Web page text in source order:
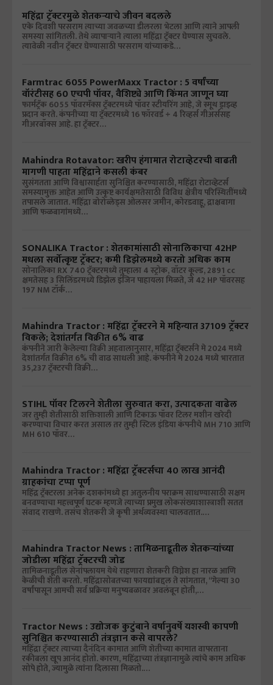
महिंद्रा ट्रॅक्टरमुळे शेतकऱ्याचे जीवन बदलले
एके दिवशी परसराम त्याच्या जवळच्या डीलरला भेटला आणि त्याने आपली
समस्या सांगितली. तेथे व्यापाऱ्याने त्याला महिंद्रा ट्रॅक्टर घेण्यास सुचवले.
त्यावेळी नवीन ट्रॅक्टर घेण्यासाठी परसराम यांच्याकडे…
Farmtrac 6055 PowerMaxx Tractor : 5 वर्षांच्या
वॉरंटीसह 60 एचपी पॉवर, वैशिष्ट्ये आणि किंमत जाणून घ्या
फार्मट्रॅक 6055 पॉवरमॅक्स ट्रॅक्टरमध्ये पॉवर स्टीयरिंग आहे, जे स्मूथ ड्राइव्ह
प्रदान करते. कंपनीच्या या ट्रॅक्टरमध्ये 16 फॉरवर्ड + 4 रिव्हर्स गीअर्ससह
गीअरबॉक्स आहे. हा ट्रॅक्टर…
Mahindra Rotavator: खरीप हंगामात रोटाव्हेटरची वाढती
मागणी पाहता महिंद्राने कसली कंबर
सुसंगतता आणि विश्वासार्हता सुनिश्चित करण्यासाठी, महिंद्रा रोटाव्हेटर्स
समस्यामुक्त आहेत आणि उत्कृष्ट कार्यक्षमतेसाठी विविध क्षेत्रीय परिस्थितींमध्ये
तपासले जातात. महिंद्रा बोरोब्लेड्स ओलसर जमीन, कोरडवाहू, द्राक्षबागा
आणि फळबागांमध्ये…
SONALIKA Tractor : शेतकामांसाठी सोनालिकाचा 42HP
मधला सर्वोत्कृष्ट ट्रॅक्टर; कमी डिझेलमध्ये करतो अधिक काम
सोनालिका RX 740 ट्रॅक्टरमध्ये तुम्हाला 4 स्ट्रोक, वॉटर कूल्ड, 2891 cc
क्षमतेसह 3 सिलिंडरमध्ये डिझेल इंजिन पाहायला मिळते, जे 42 HP पॉवरसह
197 NM टॉर्क…
Mahindra Tractor : महिंद्रा ट्रॅक्टरने मे महिन्यात 37109 ट्रॅक्टर
विकले; देशांतर्गत विक्रीत 6% वाढ
कंपनीने जारी केलेल्या विक्री अहवालानुसार, महिंद्रा ट्रॅक्टर्सने मे 2024 मध्ये
देशांतर्गत विक्रीत 6% ची वाढ साधली आहे. कंपनीने मे 2024 मध्ये भारतात
35,237 ट्रॅक्टरची विक्री…
STIHL पॉवर टिलरने शेतीला सुरुवात करा, उत्पादकता वाढेल
जर तुम्ही शेतीसाठी शक्तिशाली आणि टिकाऊ पॉवर टिलर मशीन खरेदी
करण्याचा विचार करत असाल तर तुम्ही स्टिल इंडिया कंपनीचे MH 710 आणि
MH 610 पॉवर…
Mahindra Tractor : महिंद्रा ट्रॅक्टर्सचा 40 लाख आनंदी
ग्राहकांचा टप्पा पूर्ण
महिंद्र ट्रॅक्टरला अनेक दशकांमध्ये हा अतुलनीय पराक्रम साधण्यासाठी सक्षम
बनवण्याचा महत्त्वपूर्ण घटक म्हणजे त्याच्या प्रमुख लोकसंख्याशास्त्राशी सतत
संवाद राखणे. तसंच शेतकरी जे कृषी अर्थव्यवस्था चालवतात.…
Mahindra Tractor News : तामिळनाडूतील शेतकऱ्यांच्या
जोडीला महिंद्रा ट्रॅक्टरची जोड
तामिळनाडूतील सेनांपलायम येथे राहणारा शेतकरी विघ्नेश हा नारळ आणि
केळीची शेती करतो. महिंद्रासोबतच्या फायद्यांबद्दल ते सांगतात, “गेल्या 30
वर्षांपासून आमची सर्व प्रक्रिया मनुष्यबळावर अवलंबून होती,…
Tractor News : उद्योजक कुटुंबाने वर्षानुवर्षे यशस्वी कापणी
सुनिश्चित करण्यासाठी तंत्रज्ञान कसे वापरले?
महिंद्रा ट्रॅक्टर त्याच्या दैनंदिन कामात आणि शेतीच्या कामात वापरताना
रकीबला खूप आनंद होतो. कारण, महिंद्राच्या तंत्रज्ञानामुळे त्यांचे काम अधिक
सोपे होते, ज्यामुळे त्यांना दिलासा मिळतो.…